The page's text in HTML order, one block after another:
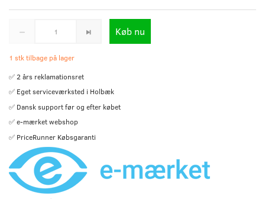
Køb nu
1 stk tilbage på lager
✅ 2 års reklamationsret
✅ Eget serviceværksted i Holbæk
✅ Dansk support før og efter købet
✅ e-mærket webshop
✅ PriceRunner Købsgaranti